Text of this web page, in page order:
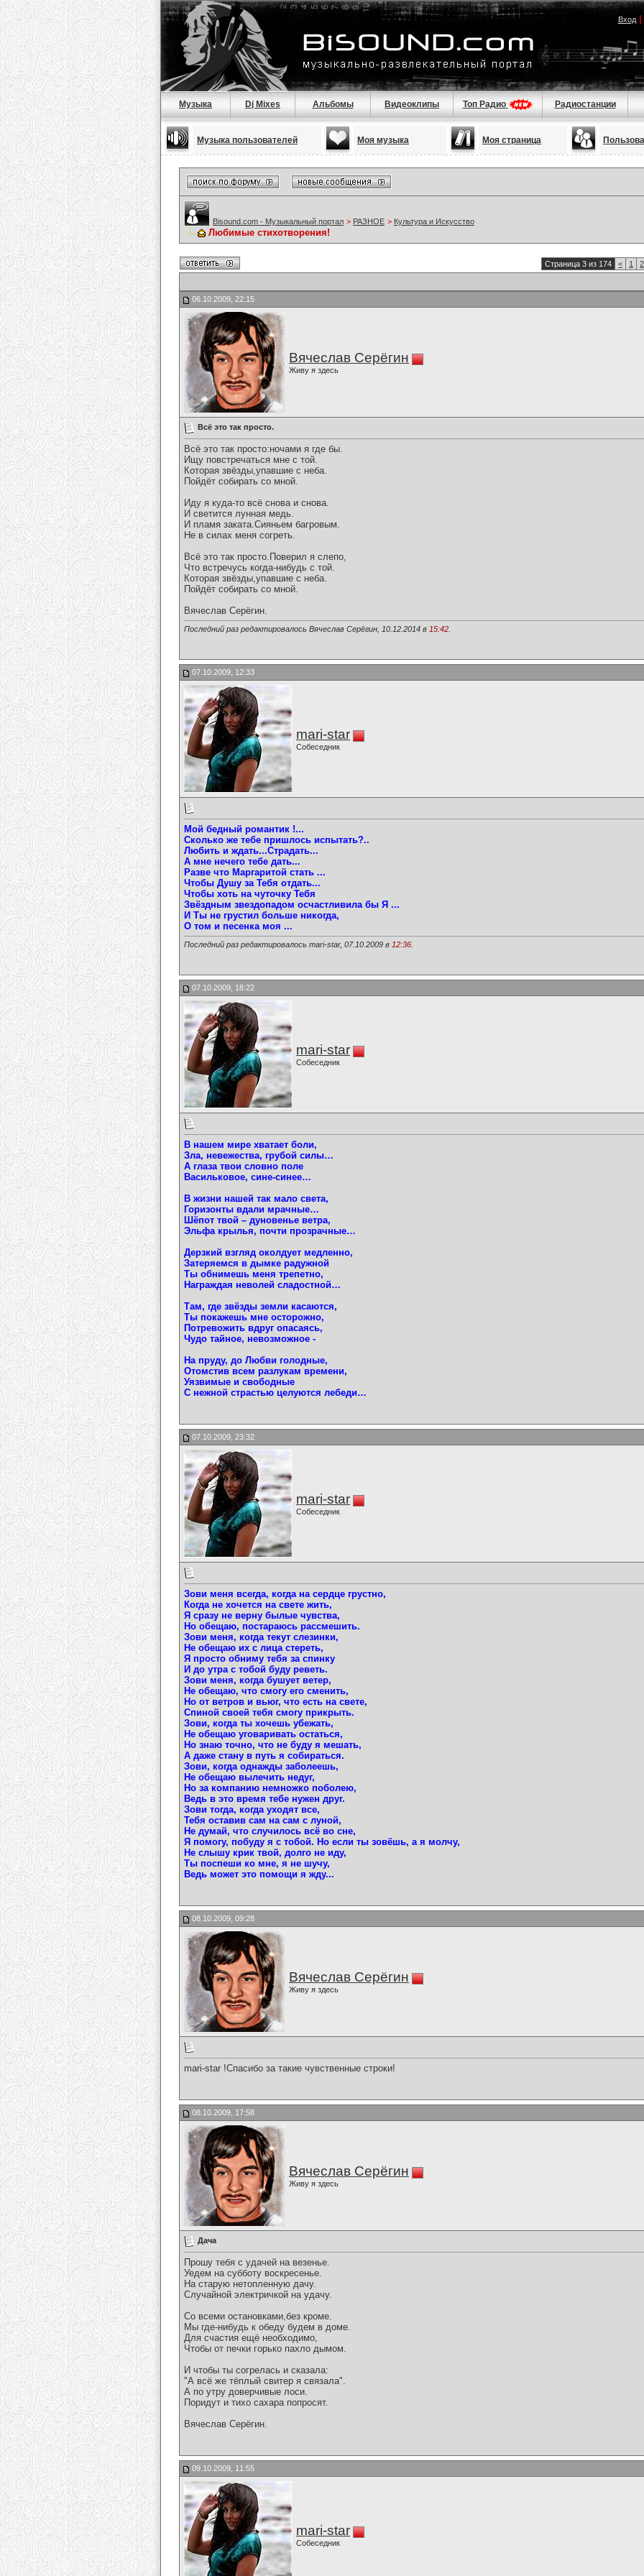
Вход|
Музыка Dj Mixes Альбомы Видеоклипы Топ Радио Радиостанции
Музыка пользователей Моя музыка Моя страница
Bisound.com - Музыкальный портал > РАЗНОЕ > Культура и Искусство
Любимые стихотворения!
Страница 3 из 174 < 1 2
06.10.2009, 22:15
Вячеслав Серёгин
Живу я здесь
Всё это так просто.
Всё это так просто:ночами я где бы.
Ищу повстречаться мне с той.
Которая звёзды,упавшие с неба.
Пойдёт собирать со мной.
Иду я куда-то всё снова и снова.
И светится лунная медь.
И пламя заката.Сияньем багровым.
Не в силах меня согреть.
Всё это так просто.Поверил я слепо,
Что встречусь когда-нибудь с той.
Которая звёзды,упавшие с неба.
Пойдёт собирать со мной.
Вячеслав Серёгин.
Последний раз редактировалось Вячеслав Серёгин, 10.12.2014 в 15:42
07.10.2009, 12:33
mari-star
Собеседник
Мой бедный романтик !...
Сколько же тебе пришлось испытать?..
Любить и ждать...Страдать...
А мне нечего тебе дать...
Разве что Маргаритой стать ...
Чтобы Душу за Тебя отдать...
Чтобы хоть на чуточку Тебя
Звёздным звездопадом осчастливила бы Я ...
И Ты не грустил больше никогда,
О том и песенка моя ...
Последний раз редактировалось mari-star, 07.10.2009 в 12:36
07.10.2009, 18:22
mari-star
Собеседник
В нашем мире хватает боли,
Зла, невежества, грубой силы…
А глаза твои словно поле
Васильковое, сине-синее…
В жизни нашей так мало света,
Горизонты вдали мрачные…
Шёпот твой – дуновенье ветра,
Эльфа крылья, почти прозрачные…
Дерзкий взгляд околдует медленно,
Затеряемся в дымке радужной
Ты обнимешь меня трепетно,
Награждая неволей сладостной…
Там, где звёзды земли касаются,
Ты покажешь мне осторожно,
Потревожить вдруг опасаясь,
Чудо тайное, невозможное -
На пруду, до Любви голодные,
Отомстив всем разлукам времени,
Уязвимые и свободные
С нежной страстью целуются лебеди…
07.10.2009, 23:32
mari-star
Собеседник
Зови меня всегда, когда на сердце грустно,
Когда не хочется на свете жить,
Я сразу не верну былые чувства,
Но обещаю, постараюсь рассмешить.
Зови меня, когда текут слезинки,
Не обещаю их с лица стереть,
Я просто обниму тебя за спинку
И до утра с тобой буду реветь.
Зови меня, когда бушует ветер,
Не обещаю, что смогу его сменить,
Но от ветров и вьюг, что есть на свете,
Спиной своей тебя смогу прикрыть.
Зови, когда ты хочешь убежать,
Не обещаю уговаривать остаться,
Но знаю точно, что не буду я мешать,
А даже стану в путь я собираться.
Зови, когда однажды заболеешь,
Не обещаю вылечить недуг,
Но за компанию немножко поболею,
Ведь в это время тебе нужен друг.
Зови тогда, когда уходят все,
Тебя оставив сам на сам с луной,
Не думай, что случилось всё во сне,
Я помогу, побуду я с тобой. Но если ты зовёшь, а я молчу,
Не слышу крик твой, долго не иду,
Ты поспеши ко мне, я не шучу,
Ведь может это помощи я жду...
08.10.2009, 09:28
Вячеслав Серёгин
Живу я здесь
mari-star !Спасибо за такие чувственные строки!
08.10.2009, 17:58
Вячеслав Серёгин
Живу я здесь
Дача
Прошу тебя с удачей на везенье.
Уедем на субботу воскресенье.
На старую нетопленную дачу.
Случайной электричкой на удачу.
Со всеми остановками,без кроме.
Мы где-нибудь к обеду будем в доме.
Для счастия ещё необходимо,
Чтобы от печки горько пахло дымом.
И чтобы ты согрелась и сказала:
"А всё же тёплый свитер я связала".
А по утру доверчивые лоси.
Поридут и тихо сахара попросят.
Вячеслав Серёгин.
09.10.2009, 11:55
mari-star
Собеседник